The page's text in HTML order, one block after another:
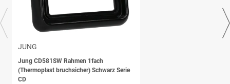
JUNG
Jung CD581SW Rahmen 1fach
(Thermoplast bruchsicher) Schwarz Serie
CD